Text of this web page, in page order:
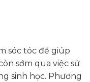
sóc tóc để giúp
sớm qua việc sử
sinh học. Phương